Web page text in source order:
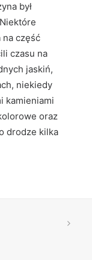
był
na część
czasu na
jaskiń,
niekiedy
kamieniami
oraz
drodze kilka